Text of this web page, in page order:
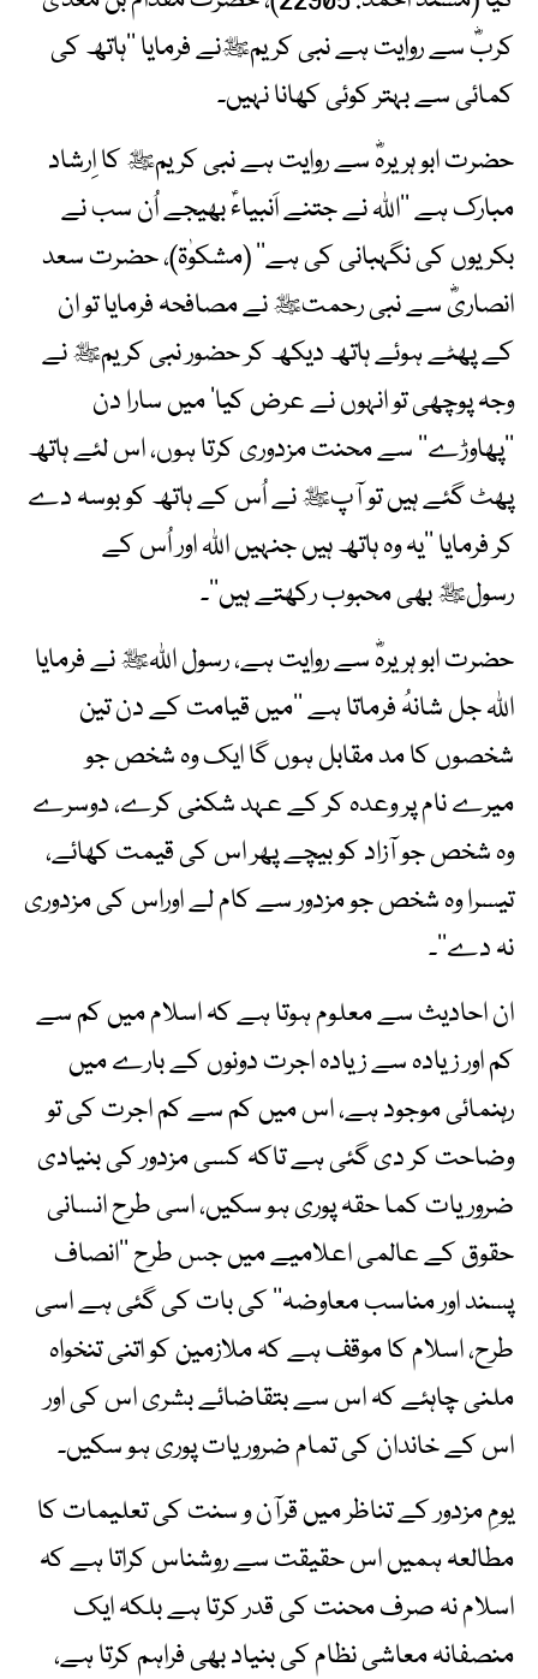
کربؓ سے روایت ہے نبی کریمﷺنے فرمایا ’’ہاتھ کی
کمائی سے بہتر کوئی کھانا نہیں۔
حضرت ابو ہریرہؓ سے روایت ہے نبی کریمﷺ کا اِرشاد
مبارک ہے ’’اللہ نے جتنے اَنبیاءؑ بھیجے اُن سب نے
بکریوں کی نگہبانی کی ہے‘‘ (مشکوٰۃ)، حضرت سعد
انصاریؓ سے نبی رحمتﷺ نے مصافحہ فرمایا تو ان
کے پھٹے ہوئے ہاتھ دیکھ کر حضور نبی کریمﷺ نے
وجہ پوچھی تو انہوں نے عرض کیا‘ میں سارا دن
’’پھاوڑے‘‘ سے محنت مزدوری کرتا ہوں، اس لئے ہاتھ
پھٹ گئے ہیں تو آپﷺ نے اُس کے ہاتھ کو بوسہ دے
کر فرمایا ’’یہ وہ ہاتھ ہیں جنہیں اللہ اور اُس کے
رسولﷺ بھی محبوب رکھتے ہیں‘‘۔
حضرت ابو ہریرہؓ سے روایت ہے، رسول اللہﷺ نے فرمایا
اللہ جل شانہُ فرماتا ہے ’’میں قیامت کے دن تین
شخصوں کا مد مقابل ہوں گا ایک وہ شخص جو
میرے نام پر وعدہ کر کے عہد شکنی کرے، دوسرے
وہ شخص جو آزاد کو بیچے پھر اس کی قیمت کھائے،
تیسرا وہ شخص جو مزدور سے کام لے اوراس کی مزدوری
نہ دے‘‘۔
ان احادیث سے معلوم ہوتا ہے کہ اسلام میں کم سے
کم اور زیادہ سے زیادہ اجرت دونوں کے بارے میں
رہنمائی موجود ہے، اس میں کم سے کم اجرت کی تو
وضاحت کر دی گئی ہے تاکہ کسی مزدور کی بنیادی
ضروریات کما حقہ پوری ہو سکیں، اسی طرح انسانی
حقوق کے عالمی اعلامیے میں جس طرح ’’انصاف
پسند اور مناسب معاوضہ‘‘ کی بات کی گئی ہے اسی
طرح، اسلام کا موقف ہے کہ ملازمین کو اتنی تنخواہ
ملنی چاہئے کہ اس سے بتقاضائے بشری اس کی اور
اس کے خاندان کی تمام ضروریات پوری ہو سکیں۔
یومِ مزدور کے تناظر میں قرآن و سنت کی تعلیمات کا
مطالعہ ہمیں اس حقیقت سے روشناس کراتا ہے کہ
اسلام نہ صرف محنت کی قدر کرتا ہے بلکہ ایک
منصفانہ معاشی نظام کی بنیاد بھی فراہم کرتا ہے،